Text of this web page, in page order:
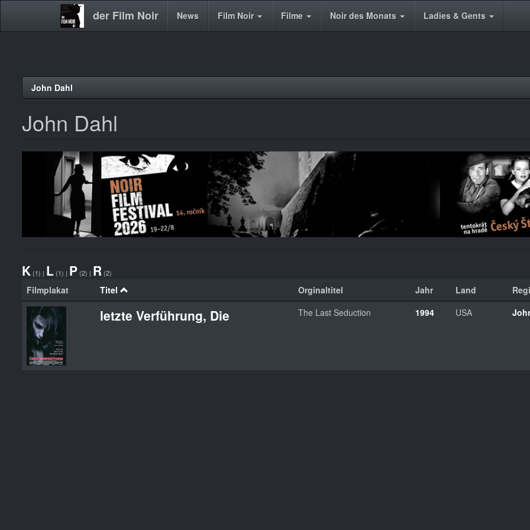
der Film Noir
Main News Film Noir Filme Noir des Monats Ladies & Gents
John Dahl
John Dahl
K (1) | L (1) | P (2) | R (2)
Filmplakat Titel Orginaltitel Jahr Land
letzte Verführung, Die The Last Seduction 1994 USA